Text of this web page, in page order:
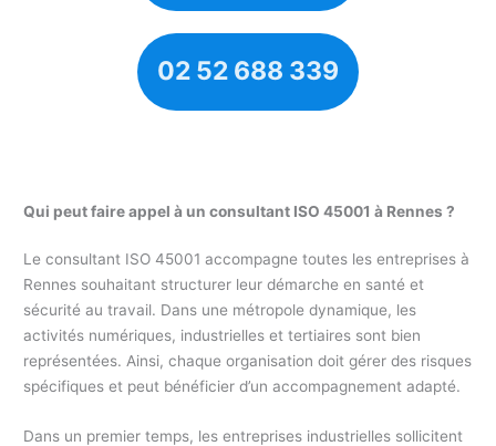
02 52 688 339
Qui peut faire appel à un consultant ISO 45001 à Rennes ?
Le consultant ISO 45001 accompagne toutes les entreprises à
Rennes souhaitant structurer leur démarche en santé et
sécurité au travail. Dans une métropole dynamique, les
activités numériques, industrielles et tertiaires sont bien
représentées. Ainsi, chaque organisation doit gérer des risques
spécifiques et peut bénéficier d’un accompagnement adapté.
Dans un premier temps, les entreprises industrielles sollicitent